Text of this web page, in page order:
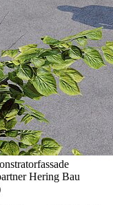
Hering Bau